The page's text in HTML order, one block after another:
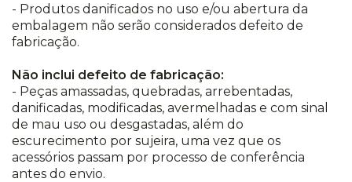
- Produtos danificados no uso e/ou abertura da
embalagem não serão considerados defeito de
fabricação.
Não inclui defeito de fabricação:
- Peças amassadas, quebradas, arrebentadas,
danificadas, modificadas, avermelhadas e com sinal
de mau uso ou desgastadas, além do
escurecimento por sujeira, uma vez que os
acessórios passam por processo de conferência
antes do envio.